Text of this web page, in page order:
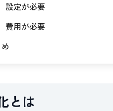
設定が必要
費用が必要
とは